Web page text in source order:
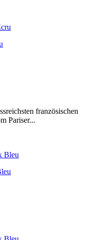
französischen
Pariser...